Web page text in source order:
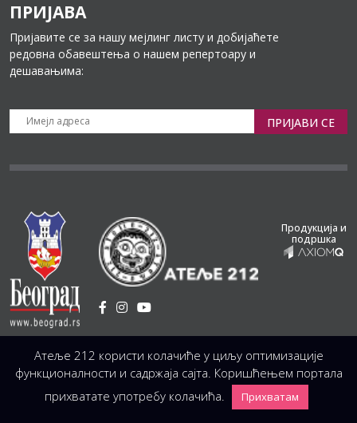
ПРИЈАВА
Пријавите се за нашу мејлинг листу и добијаћете
редовна обавештења о нашем репертоару и
дешавањима:
ПРИЈАВИ СЕ
Установа Културе / Светогорска 21, 11103 Београд, Србија
Централа (управа, организација, администрација, рачуноводство, техника)
+381 11 3246 146;
+381 11 3246 147 |office@atelje212.rs
Продукција и
подршка
Сва Права Задржана © 2026 Позориште Атеља 212
Атеље 212 користи колачиће у циљу оптимизације
функционалности и садржаја сајта. Коришћењем портала
прихватате употребу колачића.
Прихватам